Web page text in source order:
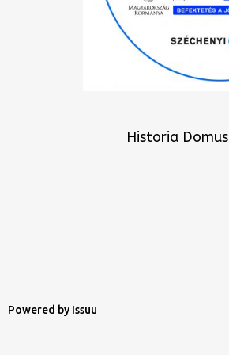
Historia Domus
Powered by Issuu